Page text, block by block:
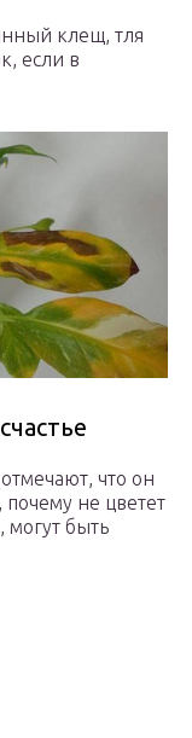
клещ, тля
если в
что он
не цветет
могут быть